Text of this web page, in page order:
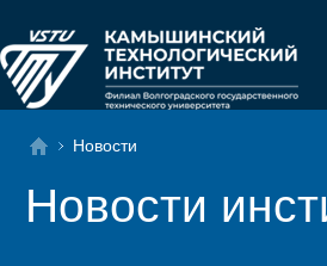
Новости
Новости